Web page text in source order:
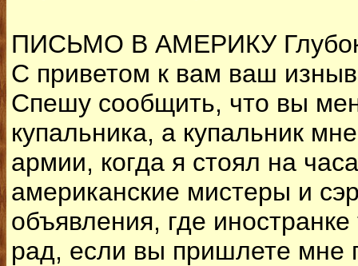
ПИСЬМО В АМЕРИКУ
С приветом к вам ваш
Спешу сообщить, что вы
купальника, а купальник
армии, когда я стоял на
американские мистеры и
объявления, где
рад, если вы пришлете мне